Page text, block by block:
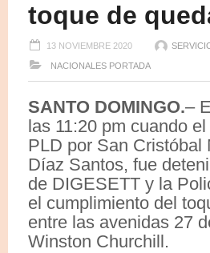
toque de
13 NOVIEMBRE 2020
NACIONALES PORTADA
SANTO DOMINGO.–
las 11:20 pm cuando
PLD por San Cristóbal
Díaz Santos, fue
de DIGESETT y la
el cumplimiento del
entre las avenidas 27
Winston Churchill.